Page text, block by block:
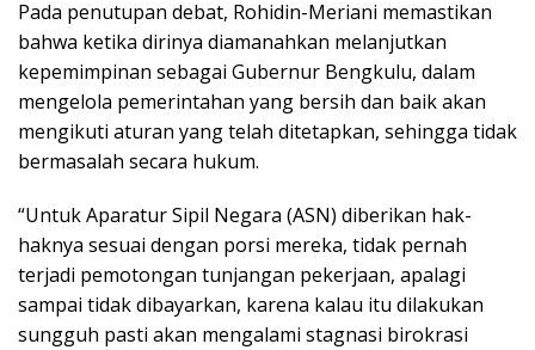
Pada penutupan debat, Rohidin-Meriani memastikan
bahwa ketika dirinya diamanahkan melanjutkan
kepemimpinan sebagai Gubernur Bengkulu, dalam
mengelola pemerintahan yang bersih dan baik akan
mengikuti aturan yang telah ditetapkan, sehingga tidak
bermasalah secara hukum.
“Untuk Aparatur Sipil Negara (ASN) diberikan hak-
haknya sesuai dengan porsi mereka, tidak pernah
terjadi pemotongan tunjangan pekerjaan, apalagi
sampai tidak dibayarkan, karena kalau itu dilakukan
sungguh pasti akan mengalami stagnasi birokrasi